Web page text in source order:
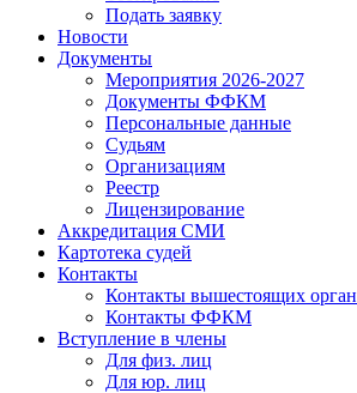
Подать заявку
Новости
Документы
Мероприятия 2026-2027
Документы ФФКМ
Персональные данные
Судьям
Организациям
Реестр
Лицензирование
Аккредитация СМИ
Картотека судей
Контакты
Контакты вышестоящих
Контакты ФФКМ
Вступление в члены
Для физ. лиц
Для юр. лиц